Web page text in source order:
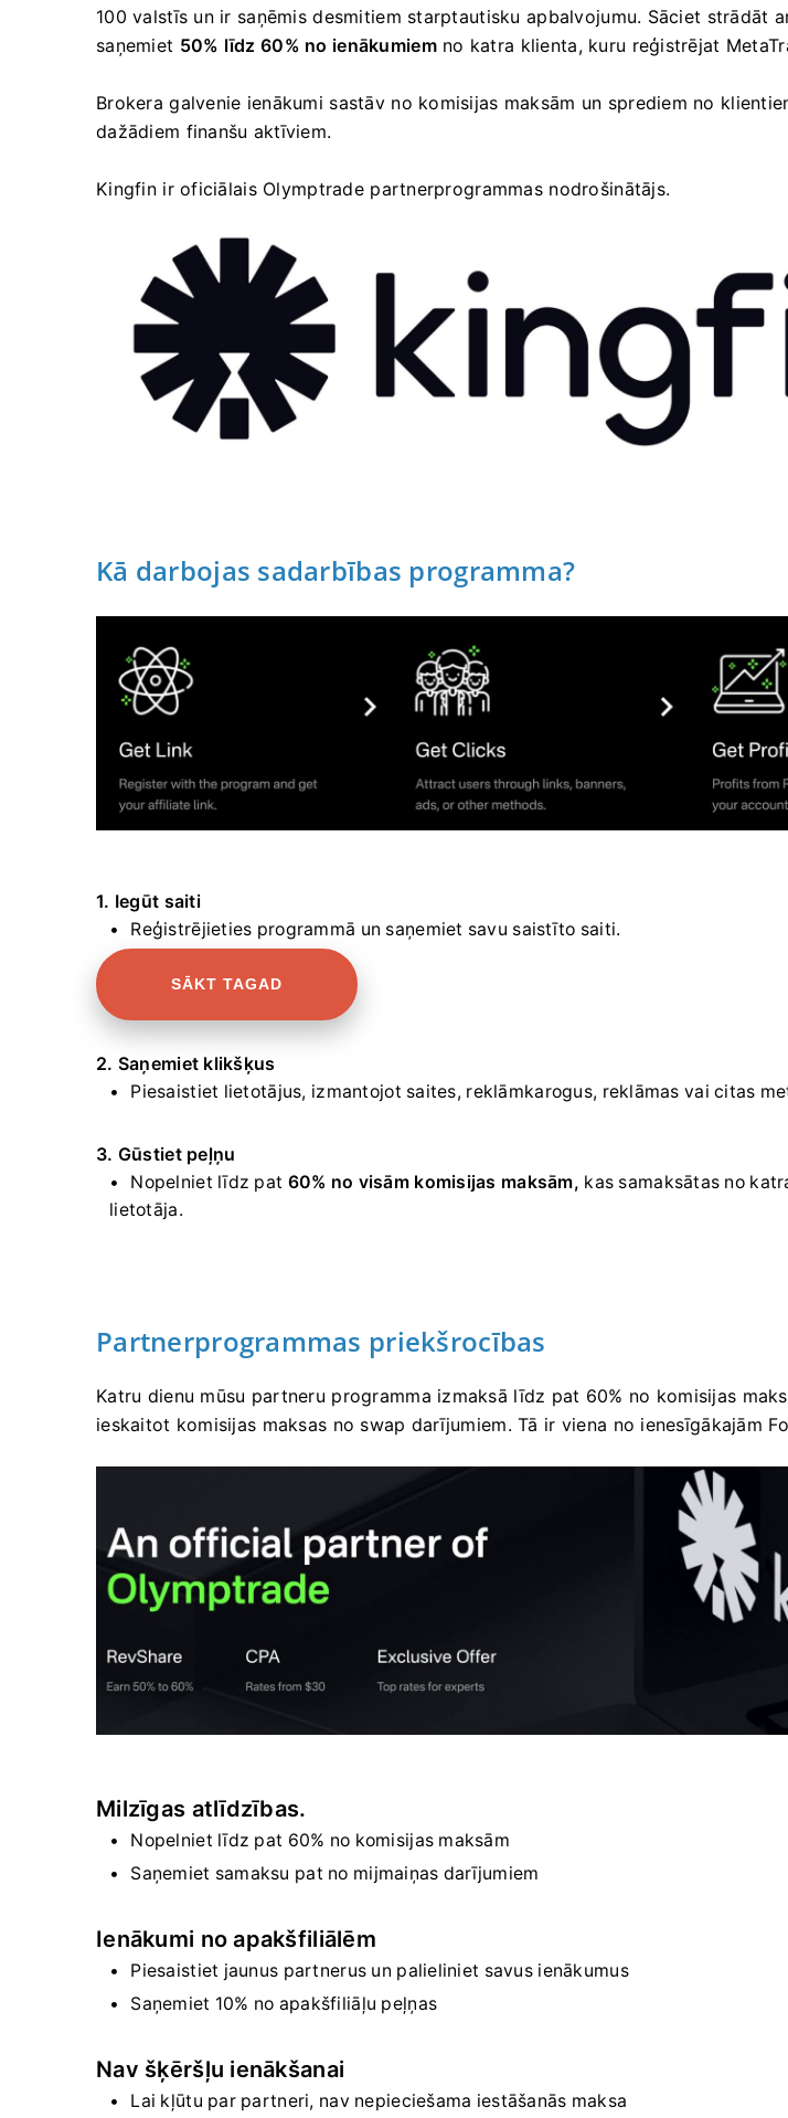
100 valstīs un ir saņēmis desmitiem starptautisku apbalvojumu. Sāciet strādāt
saņemiet 50% līdz 60% no ienākumiemno katra klienta, kuru reģistrējat
Brokera galvenie ienākumi sastāv no komisijas maksām un sprediem no
dažādiem finanšu aktīviem.
Kingfin ir oficiālais Olymptrade partnerprogrammas nodrošinātājs.
Kā darbojas sadarbības programma?
1. Iegūt saiti
Reģistrējieties programmā un saņemiet savu saistīto saiti.
SĀKT TAGAD
2. Saņemiet klikšķus
Piesaistiet lietotājus, izmantojot saites, reklāmkarogus, reklāmas vai citas
3. Gūstiet peļņu
Nopelniet līdz pat 60% no visām komisijas maksām, kas samaksātas no
lietotāja.
Partnerprogrammas priekšrocības
Katru dienu mūsu partneru programma izmaksā līdz pat 60% no komisijas
ieskaitot komisijas maksas no swap darījumiem. Tā ir viena no ienesīgākajām
Milzīgas atlīdzības.
Nopelniet līdz pat 60% no komisijas maksām
Saņemiet samaksu pat no mijmaiņas darījumiem
Ienākumi no apakšfiliālēm
Piesaistiet jaunus partnerus un palieliniet savus ienākumus
Saņemiet 10% no apakšfiliāļu peļņas
Nav šķēršļu ienākšanai
Lai kļūtu par partneri, nav nepieciešama iestāšanās maksa